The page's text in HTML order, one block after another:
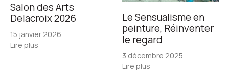
Salon des Arts
Delacroix 2026
15 janvier 2026
Lire plus
Le Sensualisme en
peinture, Réinventer
le regard
3 décembre 2025
Lire plus